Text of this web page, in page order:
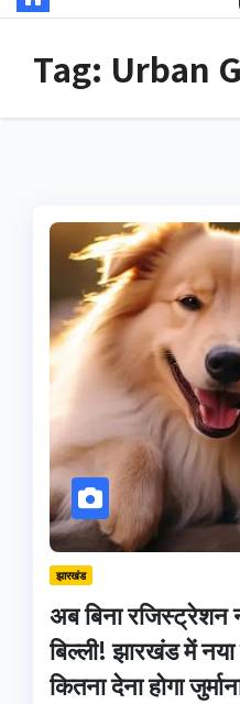
Tag: Urban
झारखंड
अब बिना रजिस्ट्रेशन
बिल्ली! झारखंड में
कितना देना होगा